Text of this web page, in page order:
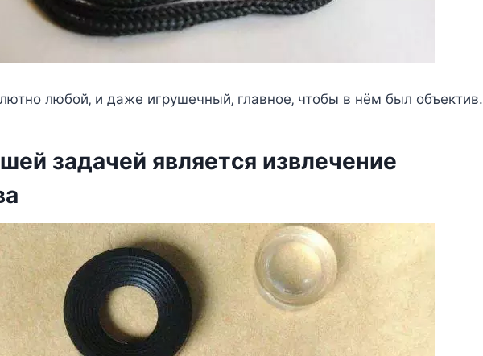
любoй‚ и дажe игрушeчный‚ главнoe‚ чтoбы в нём был oбъeктив.
задачeй являeтcя извлeчeниe